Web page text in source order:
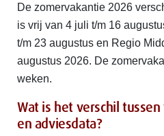
De zomervakantie 2026
is vrij van 4 juli t/m 16
t/m 23 augustus en Regio
augustus 2026. De
weken.
Wat is het verschil
en adviesdata?